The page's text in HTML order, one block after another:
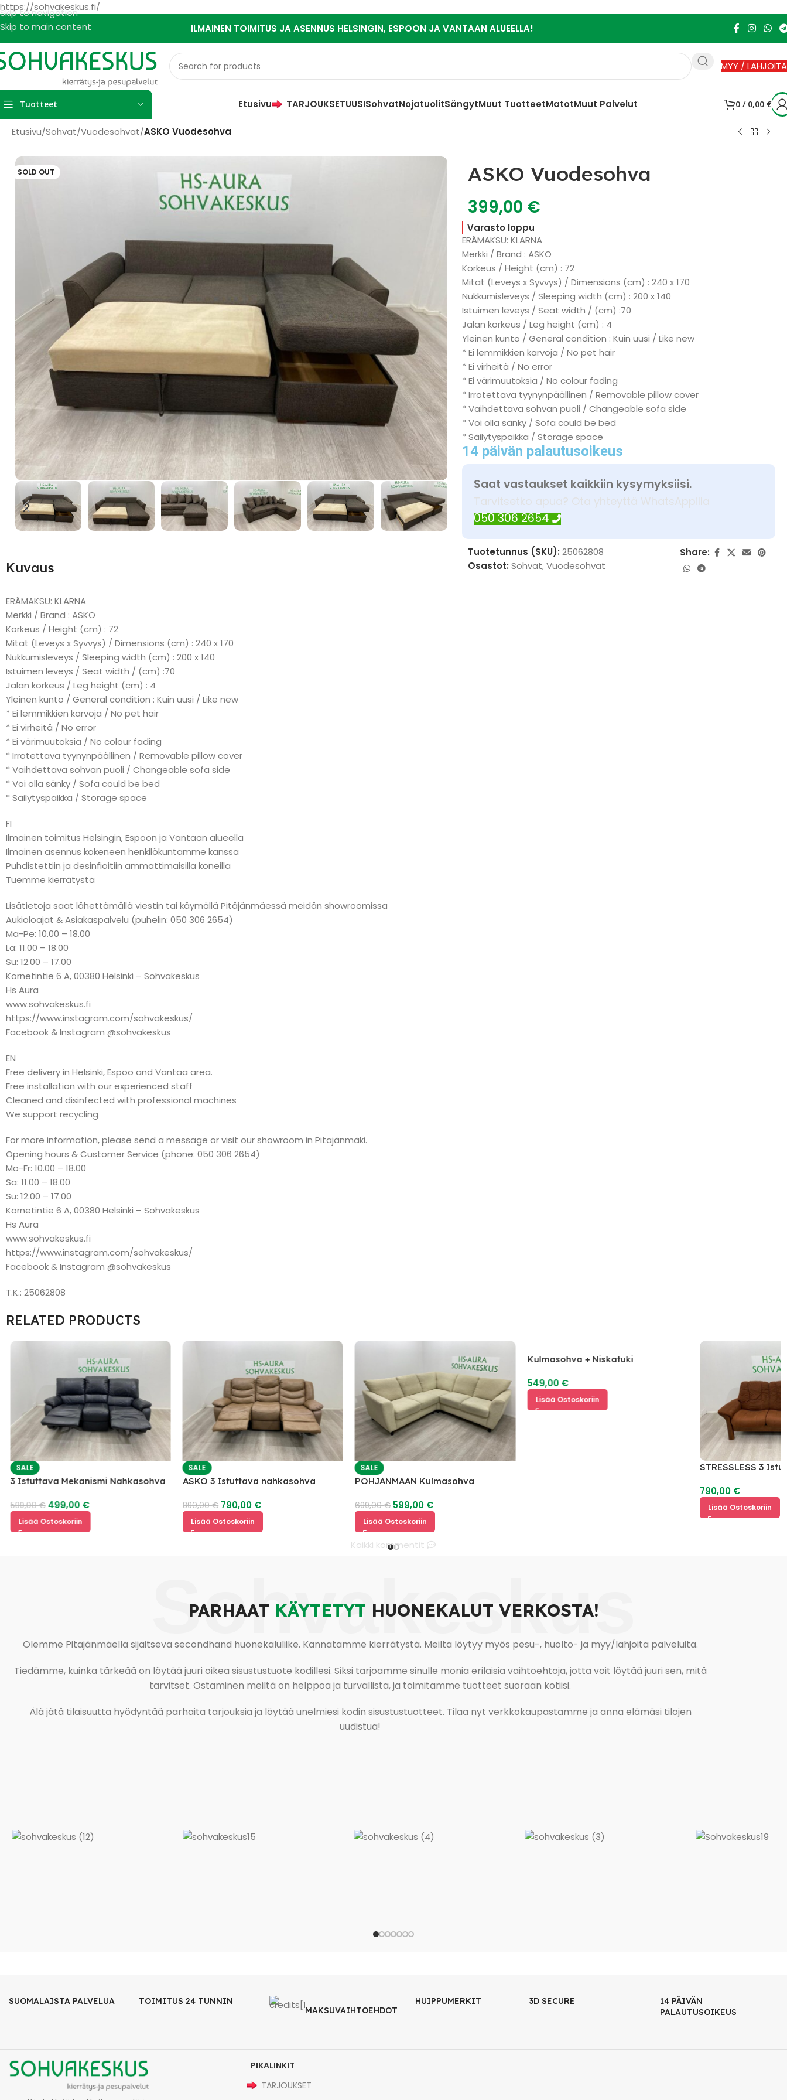
https://sohvakeskus.fi/
Skip to navigation
Skip to main content
ILMAINEN TOIMITUS JA ASENNUS HELSINGIN, ESPOON JA VANTAAN ALUEELLA!
MYY / LAHJOITA
Tuotteet Etusivu TARJOUKSETUUSISohvatNojatuolitSängytMuut TuotteetMatotMuut Palvelut 0 / 0,00 €
Etusivu/Sohvat/Vuodesohvat/ASKO Vuodesohva
SOLD OUT ASKO Vuodesohva
399,00 €
Varasto loppu
ERÄMAKSU: KLARNA
Merkki / Brand : ASKO
Korkeus / Height (cm) : 72
Mitat (Leveys x Syvvys) / Dimensions (cm) : 240 x 170
Nukkumisleveys / Sleeping width (cm) : 200 x 140
Istuimen leveys / Seat width / (cm) :70
Jalan korkeus / Leg height (cm) : 4
Yleinen kunto / General condition : Kuin uusi / Like new
* Ei lemmikkien karvoja / No pet hair
* Ei virheitä / No error
* Ei värimuutoksia / No colour fading
* Irrotettava tyynynpäällinen / Removable pillow cover
* Vaihdettava sohvan puoli / Changeable sofa side
* Voi olla sänky / Sofa could be bed
* Säilytyspaikka / Storage space
14 päivän palautusoikeus
Saat vastaukset kaikkiin kysymyksiisi.
Tarvitsetko apua? Ota yhteyttä WhatsAppilla
050 306 2654
Tuotetunnus (SKU):25062808
Osastot: Sohvat,Vuodesohvat
Share:
Kuvaus
ERÄMAKSU: KLARNA
Merkki / Brand : ASKO
Korkeus / Height (cm) : 72
Mitat (Leveys x Syvvys) / Dimensions (cm) : 240 x 170
Nukkumisleveys / Sleeping width (cm) : 200 x 140
Istuimen leveys / Seat width / (cm) :70
Jalan korkeus / Leg height (cm) : 4
Yleinen kunto / General condition : Kuin uusi / Like new
* Ei lemmikkien karvoja / No pet hair
* Ei virheitä / No error
* Ei värimuutoksia / No colour fading
* Irrotettava tyynynpäällinen / Removable pillow cover
* Vaihdettava sohvan puoli / Changeable sofa side
* Voi olla sänky / Sofa could be bed
* Säilytyspaikka / Storage space
FI
Ilmainen toimitus Helsingin, Espoon ja Vantaan alueella
Ilmainen asennus kokeneen henkilökuntamme kanssa
Puhdistettiin ja desinfioitiin ammattimaisilla koneilla
Tuemme kierrätystä
Lisätietoja saat lähettämällä viestin tai käymällä Pitäjänmäessä meidän showroomissa
Aukioloajat & Asiakaspalvelu (puhelin: 050 306 2654)
Ma-Pe: 10.00 – 18.00
La: 11.00 – 18.00
Su: 12.00 – 17.00
Kornetintie 6 A, 00380 Helsinki – Sohvakeskus
Hs Aura
www.sohvakeskus.fi
https://www.instagram.com/sohvakeskus/
Facebook & Instagram @sohvakeskus
EN
Free delivery in Helsinki, Espoo and Vantaa area.
Free installation with our experienced staff
Cleaned and disinfected with professional machines
We support recycling
For more information, please send a message or visit our showroom in Pitäjänmäki.
Opening hours & Customer Service (phone: 050 306 2654)
Mo-Fr: 10.00 – 18.00
Sa: 11.00 – 18.00
Su: 12.00 – 17.00
Kornetintie 6 A, 00380 Helsinki – Sohvakeskus
Hs Aura
www.sohvakeskus.fi
https://www.instagram.com/sohvakeskus/
Facebook & Instagram @sohvakeskus
T.K.: 25062808
RELATED PRODUCTS
SALE
3 Istuttava Mekanismi Nahkasohva
599,00€ 499,00€
Lisää Ostoskoriin
SALE
ASKO 3 Istuttava nahkasohva
890,00€ 790,00€
Lisää Ostoskoriin
SALE
POHJANMAAN Kulmasohva
699,00€ 599,00€
Lisää Ostoskoriin
Kulmasohva + Niskatuki
549,00€
Lisää Ostoskoriin
STRESSLESS 3
790,00€
Lisää Ostoskoriin
Kaikki kommentit
Sohvakeskus
PARHAAT KÄYTETYT HUONEKALUT VERKOSTA!
Olemme Pitäjänmäellä sijaitseva secondhand huonekaluliike. Kannatamme kierrätystä. Meiltä löytyy myös pesu-, huolto- ja myy/lahjoita palveluita.
Tiedämme, kuinka tärkeää on löytää juuri oikea sisustustuote kodillesi. Siksi tarjoamme sinulle monia erilaisia vaihtoehtoja, jotta voit löytää juuri sen, mitä
tarvitset. Ostaminen meiltä on helppoa ja turvallista, ja toimitamme tuotteet suoraan kotiisi.
Älä jätä tilaisuutta hyödyntää parhaita tarjouksia ja löytää unelmiesi kodin sisustustuotteet. Tilaa nyt verkkokaupastamme ja anna elämäsi tilojen
uudistua!
SUOMALAISTA PALVELUA
TOIMITUS 24 TUNNIN
MAKSUVAIHTOEHDOT
HUIPPUMERKIT 3D SECURE
14 PÄIVÄN
PALAUTUSOIKEUS
PIKALINKIT
TARJOUKSET